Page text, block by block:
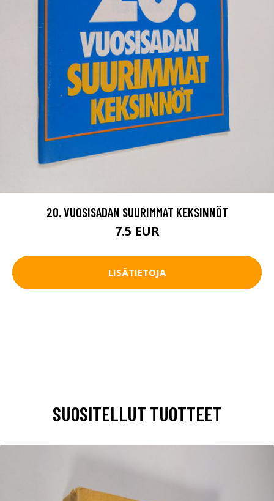
20. VUOSISADAN SUURIMMAT KEKSINNÖT
7.5 EUR
LISÄTIETOJA
SUOSITELLUT TUOTTEET